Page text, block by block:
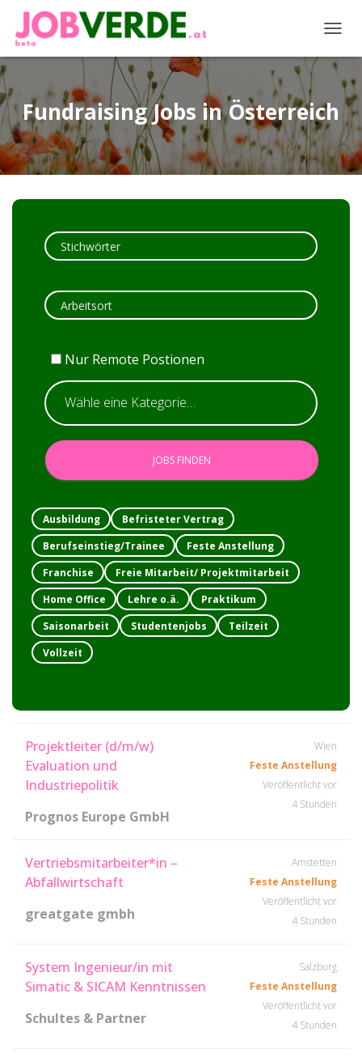
Fundraising Jobs in Österreich
Nur Remote Postionen
Ausbildung
Befristeter Vertrag
Berufseinstieg/Trainee
Feste Anstellung
Franchise
Freie Mitarbeit/ Projektmitarbeit
Home Office
Lehre o.ä.
Praktikum
Saisonarbeit
Studentenjobs
Teilzeit
Vollzeit
Projektleiter (d/m/w)
Evaluation und
Industriepolitik
Prognos Europe GmbH
Wien
Feste Anstellung
Veröffentlicht vor
4 Stunden
Vertriebsmitarbeiter*in –
Abfallwirtschaft
greatgate gmbh
Amstetten
Feste Anstellung
Veröffentlicht vor
4 Stunden
System Ingenieur/in mit
Simatic & SICAM Kenntnissen
Schultes & Partner
Salzburg
Feste Anstellung
Veröffentlicht vor
4 Stunden